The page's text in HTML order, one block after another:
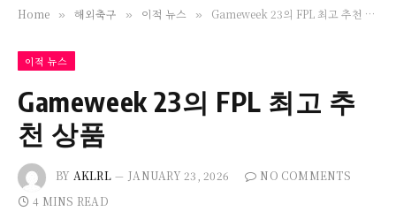
Home » 해외축구 » 이적 뉴스 » Gameweek 23의 FPL 최고 추천 상품
이적 뉴스
Gameweek 23의 FPL 최고 추
천 상품
BY AKLRL JANUARY 23, 2026
NO COMMENTS
4 MINS READ